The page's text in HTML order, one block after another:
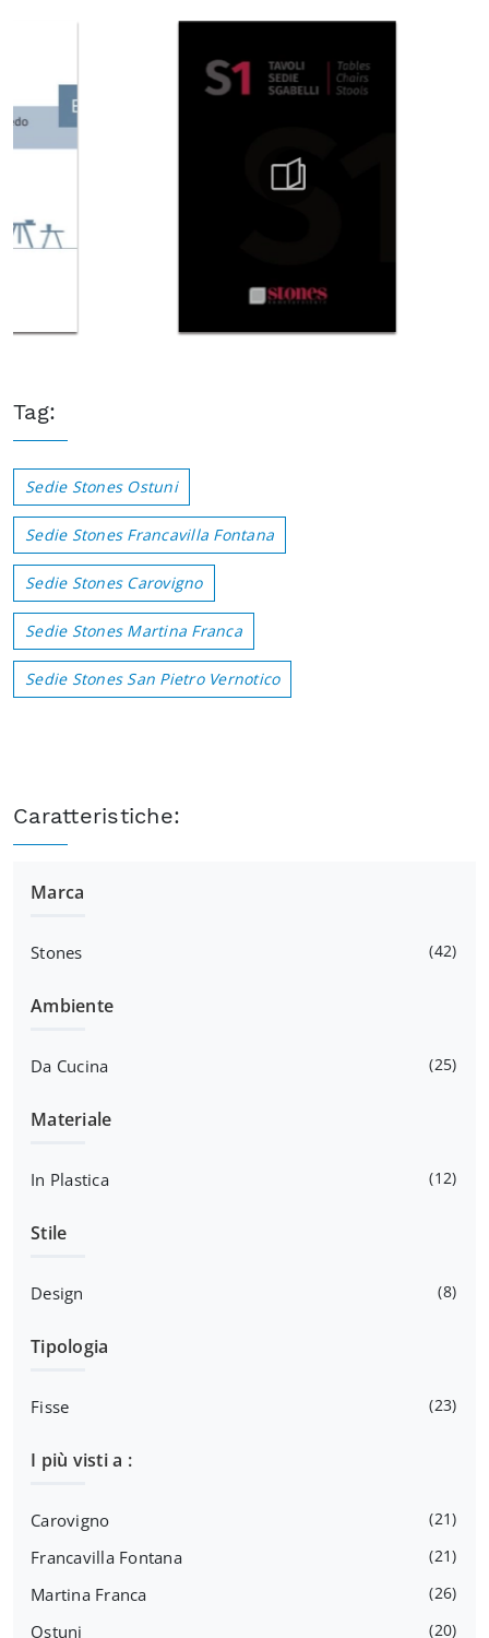
Tag:
Sedie Stones Ostuni
Sedie Stones Francavilla Fontana
Sedie Stones Carovigno
Sedie Stones Martina Franca
Sedie Stones San Pietro Vernotico
Caratteristiche:
Marca
Stones 42
Ambiente
Da Cucina 25
Materiale
In Plastica 12
Stile
Design 8
Tipologia
Fisse 23
I più visti a :
Carovigno 21
Francavilla Fontana 21
Martina Franca 26
Ostuni 20